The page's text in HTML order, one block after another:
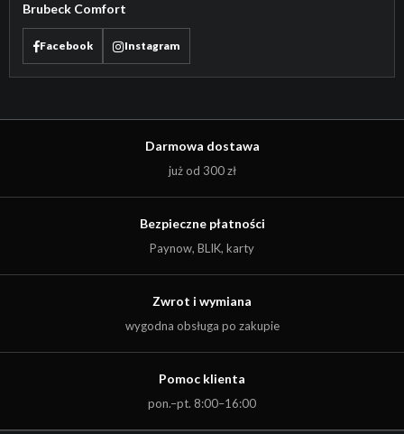
Brubeck Comfort
Facebook Instagram
Darmowa dostawa
już od 300 zł
Bezpieczne płatności
Paynow, BLIK, karty
Zwrot i wymiana
wygodna obsługa po zakupie
Pomoc klienta
pon.–pt. 8:00–16:00